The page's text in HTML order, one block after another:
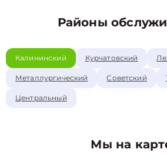
Районы
Калининский Курчатовский
Металлургический Советский
Центральный
Мы на